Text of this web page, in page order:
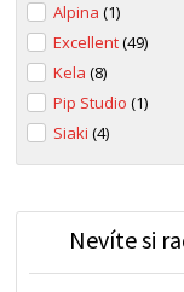
Alpina(1)
Excellent(49)
Kela(8)
Pip Studio(1)
Siaki(4)
Nevíte si